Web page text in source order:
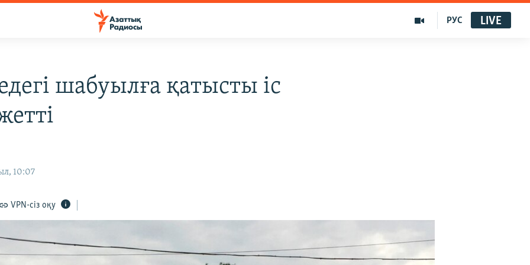
РУС LIVE
шабуылға қатысты іс
10:07
VPN-сіз оқу